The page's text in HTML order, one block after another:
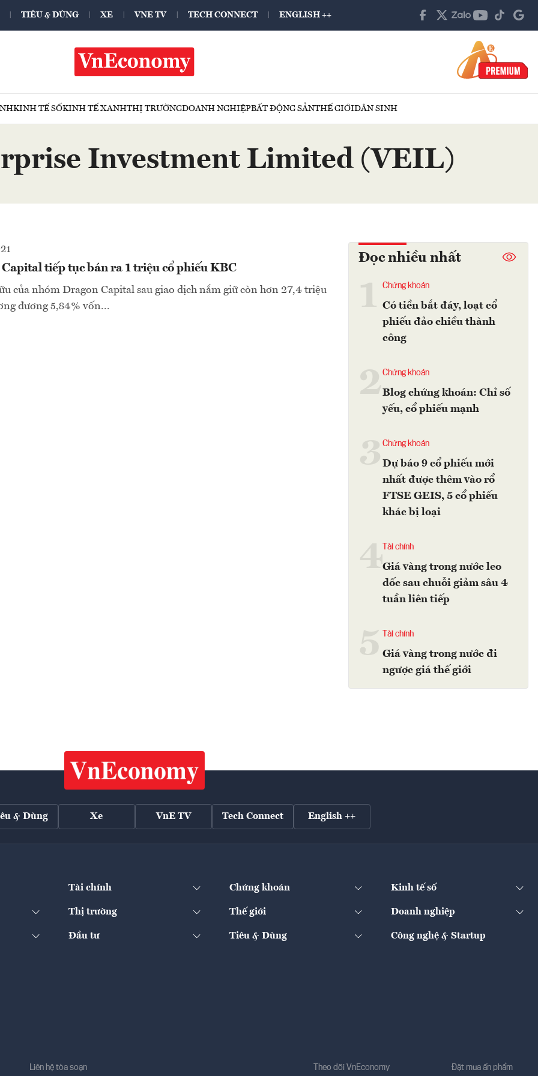
TIÊU & DÙNG XE VNE TV TECH CONNECT ENGLISH ++
KINH TẾ SỐKINH TẾ XANHTHỊ TRƯỜNGDOANH NGHIỆPBẤT ĐỘNG SẢNTHẾ GIỚIDÂN SINH
Investment Limited (VEIL)
tiếp tục bán ra 1 triệu cổ phiếu KBC
của nhóm Dragon Capital sau giao dịch nắm giữ còn hơn 27,4 triệu
đương 5,84% vốn...
Đọc nhiều nhất
Chứng khoán
Có tiền bắt đáy, loạt cổ
phiếu đảo chiều thành
công
2Chứng khoán
Blog chứng khoán: Chỉ số
yếu, cổ phiếu mạnh
Chứng khoán
Dự báo 9 cổ phiếu mới
nhất được thêm vào rổ
FTSE GEIS, 5 cổ phiếu
khác bị loại
4 Tài chính
Giá vàng trong nước leo
dốc sau chuỗi giảm sâu 4
tuần liên tiếp
Tài chính
Giá vàng trong nước đi
ngược giá thế giới
& Dùng Xe VnE TV Tech Connect English ++
Tài chính Chứng khoán Kinh tế số
Thị trường Thế giới Doanh nghiệp
Đầu tư Tiêu & Dùng Công nghệ & Startup
Liên hệ tòa soạn Theo dõi VnEconomy Đặt mua ấn phẩm